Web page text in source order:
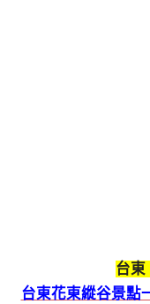
台
台東花東縱谷景點